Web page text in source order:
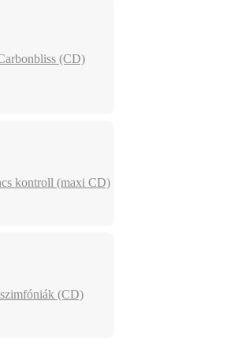
(CD)
kontroll (maxi CD)
(CD)